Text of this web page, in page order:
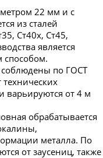
22 мм и с
из сталей
Ст40х, Ст45,
является
соблюдены по ГОСТ
технических
варьируются от 4 м
обрабатывается
металла. По
от заусениц, также